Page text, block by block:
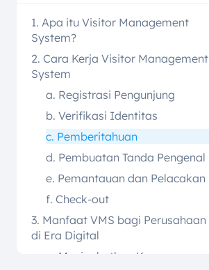
1. Apa itu Visitor Management
System?
2. Cara Kerja Visitor Management
System
a. Registrasi Pengunjung
b. Verifikasi Identitas
c. Pemberitahuan
d. Pembuatan Tanda Pengenal
e. Pemantauan dan Pelacakan
f. Check-out
3. Manfaat VMS bagi Perusahaan
di Era Digital
a. Meningkatkan Keamanan